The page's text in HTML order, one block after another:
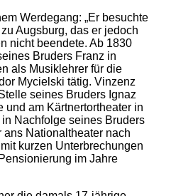
Werdegang: „Er besuchte
Augsburg, das er jedoch
nicht beendete. Ab 1830
Bruders Franz in
als Musiklehrer für die
Mycielski tätig. Vinzenz
seines Bruders Ignaz
und am Kärtnertortheater in
Nachfolge seines Bruders
Nationaltheater nach
kurzen Unterbrechungen
im Jahre